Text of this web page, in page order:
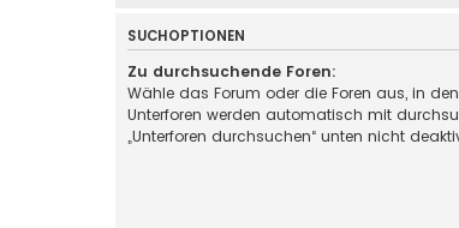
SUCHOPTIONEN
Zu durchsuchende Foren:
Wähle das Forum oder die Foren aus, in
Unterforen werden automatisch mit
„Unterforen durchsuchen“ unten nicht